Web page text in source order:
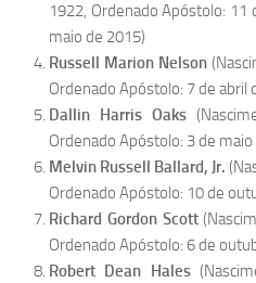
1922, Ordenado Apóstolo: 11
maio de 2015)
Russell Marion Nelson
Ordenado Apóstolo: 7 de abril
Dallin Harris Oaks
Ordenado Apóstolo: 3 de
Melvin Russell Ballard, Jr.
Ordenado Apóstolo: 10 de
Richard Gordon Scott
Ordenado Apóstolo: 6 de
Robert Dean Hales